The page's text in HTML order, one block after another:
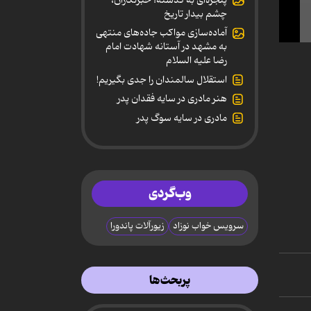
0
چشم بیدار تاریخ
آماده‌سازی مواکب جاده‌های منتهی
به مشهد در آستانه شهادت امام
رضا علیه السلام
استقلال سالمندان را جدی بگیریم!
هنر مادری در سایه‌ فقدان پدر
مادری در سایه سوگ پدر
وب‌گردی
سرویس خواب نوزاد زیورآلات پاندورا
پربحث‌ها